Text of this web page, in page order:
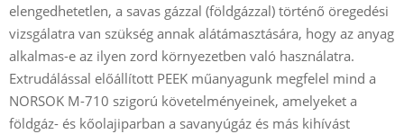
elengedhetetlen, a savas gázzal (földgázzal) történő öregedési
vizsgálatra van szükség annak alátámasztására, hogy az anyag
alkalmas-e az ilyen zord környezetben való használatra.
Extrudálással előállított PEEK műanyagunk megfelel mind a
NORSOK M-710 szigorú követelményeinek, amelyeket a
földgáz- és kőolajiparban a savanyúgáz és más kihívást